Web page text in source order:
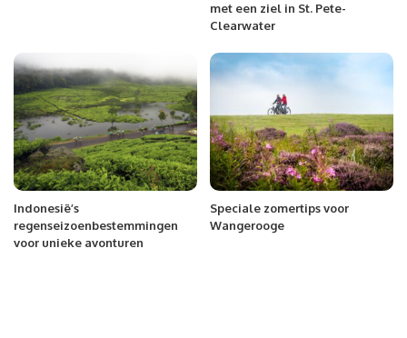
met een ziel in St. Pete-
Clearwater
Indonesië’s
regenseizoenbestemmingen
voor unieke avonturen
Speciale zomertips voor
Wangerooge